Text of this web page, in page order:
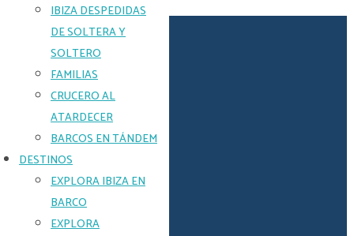
IBIZA DESPEDIDAS
DE SOLTERA Y
SOLTERO
FAMILIAS
CRUCERO AL
ATARDECER
BARCOS EN TÁNDEM
DESTINOS
EXPLORA IBIZA EN
BARCO
EXPLORA
MOTOR
CLÁSICO
ECONÓMICO.
asequible
y
mucho
espacio
tomar